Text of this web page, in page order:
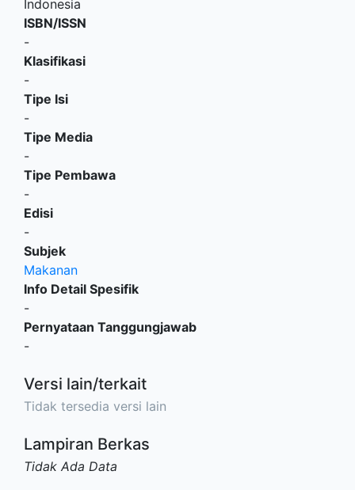
Indonesia
ISBN/ISSN
-
Klasifikasi
-
Tipe Isi
-
Tipe Media
-
Tipe Pembawa
-
Edisi
-
Subjek
Makanan
Info Detail Spesifik
-
Pernyataan Tanggungjawab
-
Versi lain/terkait
Tidak tersedia versi lain
Lampiran Berkas
Tidak Ada Data